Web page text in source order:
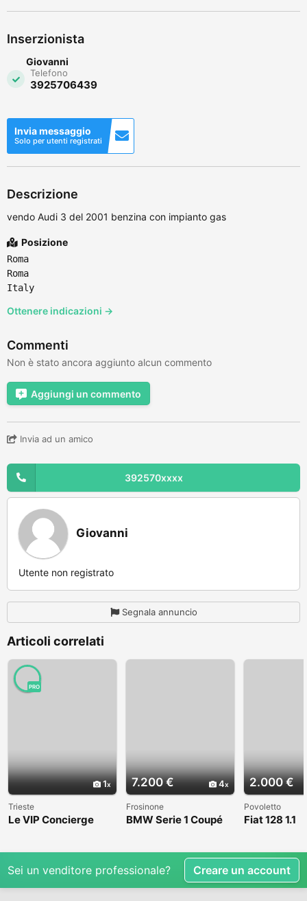
Inserzionista
Giovanni
Telefono
3925706439
Invia messaggio
Solo per utenti registrati
Descrizione
vendo Audi 3 del 2001 benzina con impianto gas
Posizione
Roma
Roma
Italy
Ottenere indicazioni →
Commenti
Non è stato ancora aggiunto alcun commento
Aggiungi un commento
Invia ad un amico
392570xxxx
Giovanni
Utente non registrato
Segnala annuncio
Articoli correlati
1
PRO
Trieste
Le VIP Concierge
7.200 € 4
Frosinone
BMW Serie 1 Coupé
2.000 €
Povoletto
Fiat 128 1.1
Sei un venditore professionale? Creare un account